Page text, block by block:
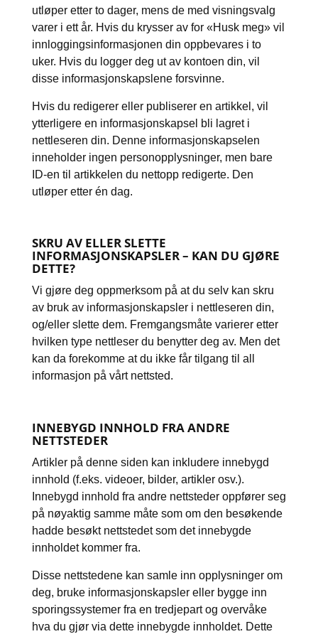
utløper etter to dager, mens de med visningsvalg
varer i ett år. Hvis du krysser av for «Husk meg» vil
innloggingsinformasjonen din oppbevares i to
uker. Hvis du logger deg ut av kontoen din, vil
disse informasjonskapslene forsvinne.
Hvis du redigerer eller publiserer en artikkel, vil
ytterligere en informasjonskapsel bli lagret i
nettleseren din. Denne informasjonskapselen
inneholder ingen personopplysninger, men bare
ID-en til artikkelen du nettopp redigerte. Den
utløper etter én dag.
SKRU AV ELLER SLETTE
INFORMASJONSKAPSLER – KAN DU GJØRE
DETTE?
Vi gjøre deg oppmerksom på at du selv kan skru
av bruk av informasjonskapsler i nettleseren din,
og/eller slette dem. Fremgangsmåte varierer etter
hvilken type nettleser du benytter deg av. Men det
kan da forekomme at du ikke får tilgang til all
informasjon på vårt nettsted.
INNEBYGD INNHOLD FRA ANDRE
NETTSTEDER
Artikler på denne siden kan inkludere innebygd
innhold (f.eks. videoer, bilder, artikler osv.).
Innebygd innhold fra andre nettsteder oppfører seg
på nøyaktig samme måte som om den besøkende
hadde besøkt nettstedet som det innebygde
innholdet kommer fra.
Disse nettstedene kan samle inn opplysninger om
deg, bruke informasjonskapsler eller bygge inn
sporingssystemer fra en tredjepart og overvåke
hva du gjør via dette innebygde innholdet. Dette